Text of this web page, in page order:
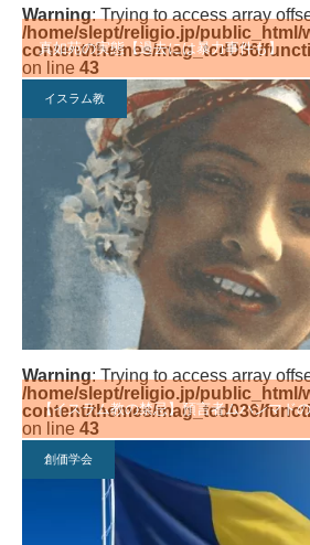
Warning: Trying to access array
/home/slept/religio.jp/public_html/
content/themes/mag_tcd036/
on line 43
真如苑の実態【過去には暴力事件も】
Warning: Trying to access array
/home/slept/religio.jp/public_html/
content/themes/mag_tcd036/
on line 43
イスラム教
【イスラム教の禁忌】預言者ムハンマド
創価学会